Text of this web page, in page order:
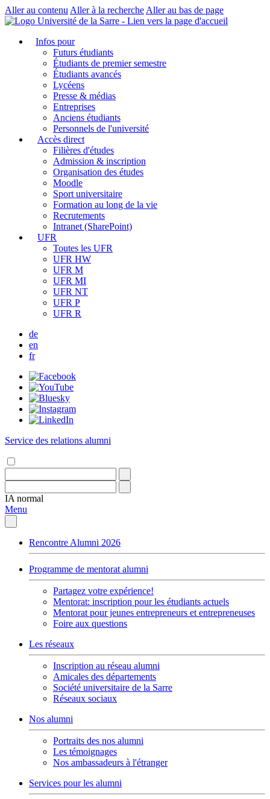
Aller au contenu Aller à la recherche Aller au bas de page
Infos pour
Futurs étudiants
Étudiants de premier semestre
Étudiants avancés
Lycéens
Presse & médias
Entreprises
Anciens étudiants
Personnels de l'université
Accès direct
Filières d'études
Admission & inscription
Organisation des études
Moodle
Sport universitaire
Formation au long de la vie
Recrutements
Intranet (SharePoint)
UFR
Toutes les UFR
UFR HW
UFR M
UFR MI
UFR NT
UFR P
UFR R
de
en
fr
Service des relations alumni
IA normal
Menu
Rencontre Alumni 2026
Programme de mentorat alumni
Partagez votre expérience!
Mentorat: inscription pour les étudiants actuels
Mentorat pour jeunes entrepreneurs et entrepreneuses
Foire aux questions
Les réseaux
Inscription au réseau alumni
Amicales des départements
Société universitaire de la Sarre
Réseaux sociaux
Nos alumni
Portraits des nos alumni
Les témoignages
Nos ambassadeurs à l'étranger
Services pour les alumni